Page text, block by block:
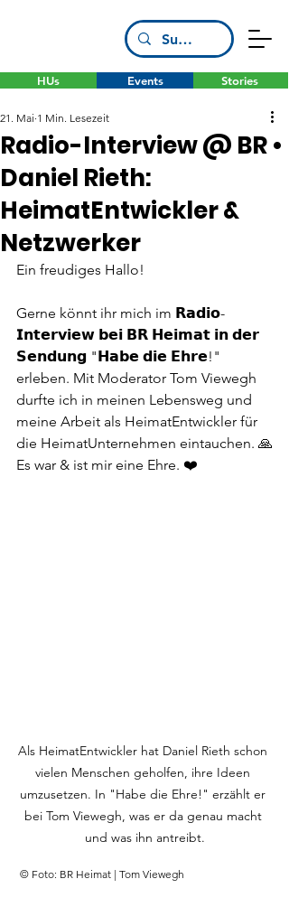
HUs Stories
Events
Radio-Interview @ BR •
Daniel Rieth:
HeimatEntwickler &
Netzwerker
21. Mai 1 Min. Lesezeit
Ein freudiges Hallo!
Gerne könnt ihr mich im 𝗥𝗮𝗱𝗶𝗼-
𝗜𝗻𝘁𝗲𝗿𝘃𝗶𝗲𝘄 𝗯𝗲𝗶 𝗕𝗥 𝗛𝗲𝗶𝗺𝗮𝘁 𝗶𝗻 𝗱𝗲𝗿
𝗦𝗲𝗻𝗱𝘂𝗻𝗴 "𝗛𝗮𝗯𝗲 𝗱𝗶𝗲 𝗘𝗵𝗿𝗲!"
erleben. Mit Moderator Tom Viewegh
durfte ich in meinen Lebensweg und
meine Arbeit als HeimatEntwickler für
die HeimatUnternehmen eintauchen. 🙏
Es war & ist mir eine Ehre. ❤️
Als HeimatEntwickler hat Daniel Rieth schon
vielen Menschen geholfen, ihre Ideen
umzusetzen. In "Habe die Ehre!" erzählt er
bei Tom Viewegh, was er da genau macht
und was ihn antreibt.
© Foto: BR Heimat | Tom Viewegh